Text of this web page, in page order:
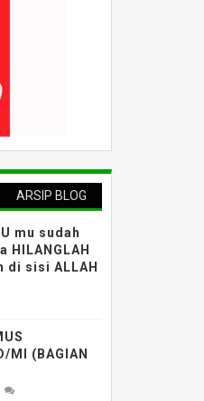
ARSIP BLOG
mu sudah
HILANGLAH
di sisi ALLAH
MI (BAGIAN